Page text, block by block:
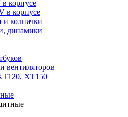
корпусе
в корпусе
колпачки
динамики
вентиляторов
XT150